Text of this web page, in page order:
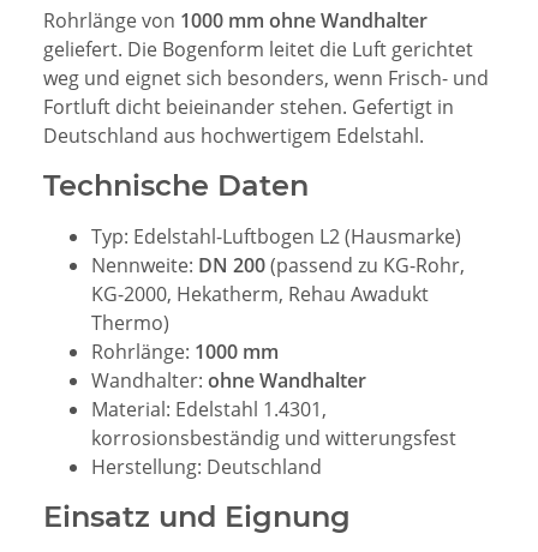
Rohrlänge von 1000 mm ohne Wandhalter
geliefert. Die Bogenform leitet die Luft gerichtet
weg und eignet sich besonders, wenn Frisch- und
Fortluft dicht beieinander stehen. Gefertigt in
Deutschland aus hochwertigem Edelstahl.
Technische Daten
Typ: Edelstahl-Luftbogen L2 (Hausmarke)
Nennweite: DN 200(passend zu KG-Rohr,
KG-2000, Hekatherm, Rehau Awadukt
Thermo)
Rohrlänge: 1000 mm
Wandhalter: ohne Wandhalter
Material: Edelstahl 1.4301,
korrosionsbeständig und witterungsfest
Herstellung: Deutschland
Einsatz und Eignung